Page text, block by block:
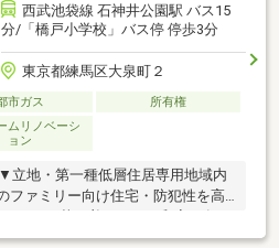
西武池袋線 石神井公園駅 バス15
分/「橋戸小学校」バス停 停歩3分
東京都練馬区大泉町２
市ガス 所有権
ムリノベーシ
ョン
立地・第一種低層住居専用地域内
ファミリー向け住宅・防犯性を高
レ2箇所設置・即引渡し可能(残金